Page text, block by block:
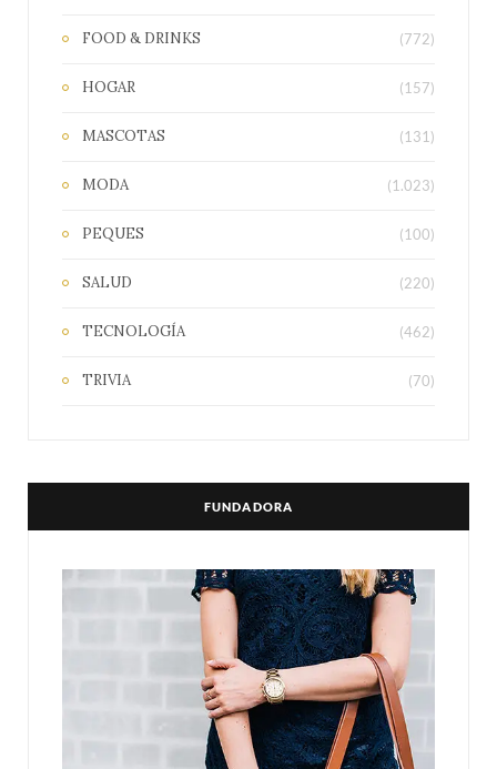
FOOD & DRINKS (772)
HOGAR (157)
MASCOTAS (131)
MODA (1.023)
PEQUES (100)
SALUD (220)
TECNOLOGÍA (462)
TRIVIA (70)
FUNDADORA